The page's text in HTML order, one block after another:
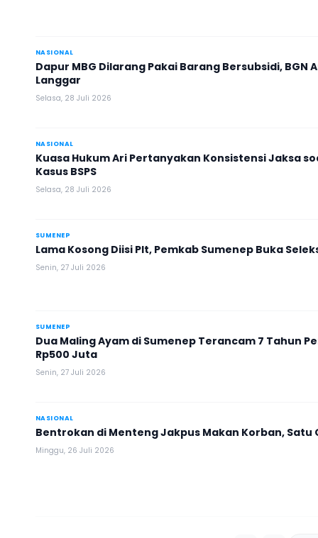
NASIONAL
Dapur MBG Dilarang Pakai Barang Bersubsidi,
Langgar
Selasa, 28 Juli 2026
NASIONAL
Kuasa Hukum Ari Pertanyakan Konsistensi Jaksa
Kasus BSPS
Selasa, 28 Juli 2026
SUMENEP
Lama Kosong Diisi Plt, Pemkab Sumenep Buka
Senin, 27 Juli 2026
SUMENEP
Dua Maling Ayam di Sumenep Terancam 7 Tahun
Rp500 Juta
Senin, 27 Juli 2026
NASIONAL
Bentrokan di Menteng Jakpus Makan Korban, Satu
Minggu, 26 Juli 2026